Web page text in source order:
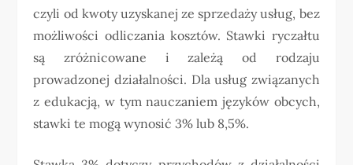
czyli od kwoty uzyskanej ze sprzedaży usług, bez
możliwości odliczania kosztów. Stawki ryczałtu
są zróżnicowane i zależą od rodzaju
prowadzonej działalności. Dla usług związanych
z edukacją, w tym nauczaniem języków obcych,
stawki te mogą wynosić 3% lub 8,5%.